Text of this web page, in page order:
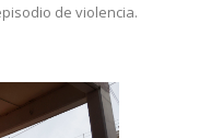
de violencia.